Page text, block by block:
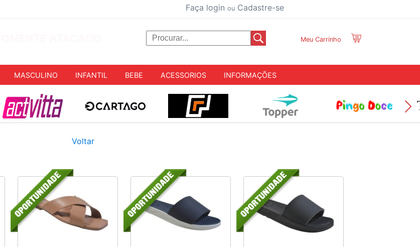
Faça login ou Cadastre-se
Meu Carrinho
MASCULINO INFANTIL BEBE ACESSORIOS INFORMAÇÕES
Voltar